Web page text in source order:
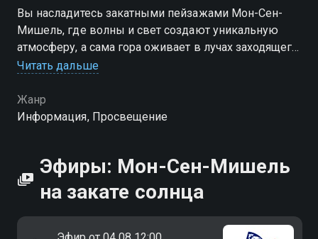
Вы насладитесь закатными пейзажами Мон-Сен-
Мишель, где волны и свет создают уникальную
атмосферу, а сама гора оживает в лучах заходящего
солнца
Читать дальше
Жанр
Информация, Просвещение
Эфиры: Мон-Сен-Мишель
на закате солнца